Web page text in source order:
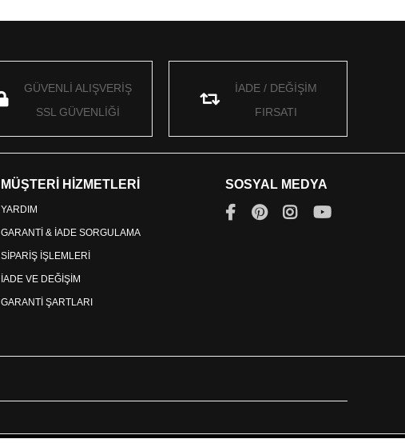
GÜVENLİ ALIŞVERİŞ
SSL GÜVENLİĞİ
İADE / DEĞİŞİM
FIRSATI
MÜŞTERİ HİZMETLERİ
YARDIM
GARANTİ & İADE SORGULAMA
SİPARİŞ İŞLEMLERİ
İADE VE DEĞİŞİM
GARANTİ ŞARTLARI
SOSYAL MEDYA